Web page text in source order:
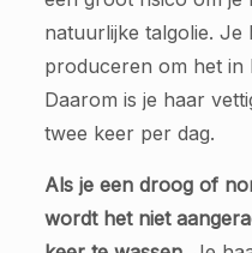
natuurlijke talgolie.
produceren om het in
Daarom is je haar
twee keer per dag.
Als je een droog of
wordt het niet